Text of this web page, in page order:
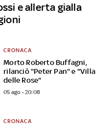
e allerta gialla
Morto Roberto Buffagni,
rilanciò "Peter Pan" e "Villa
delle Rose"
CRONACA
05 ago - 20:08
CRONACA